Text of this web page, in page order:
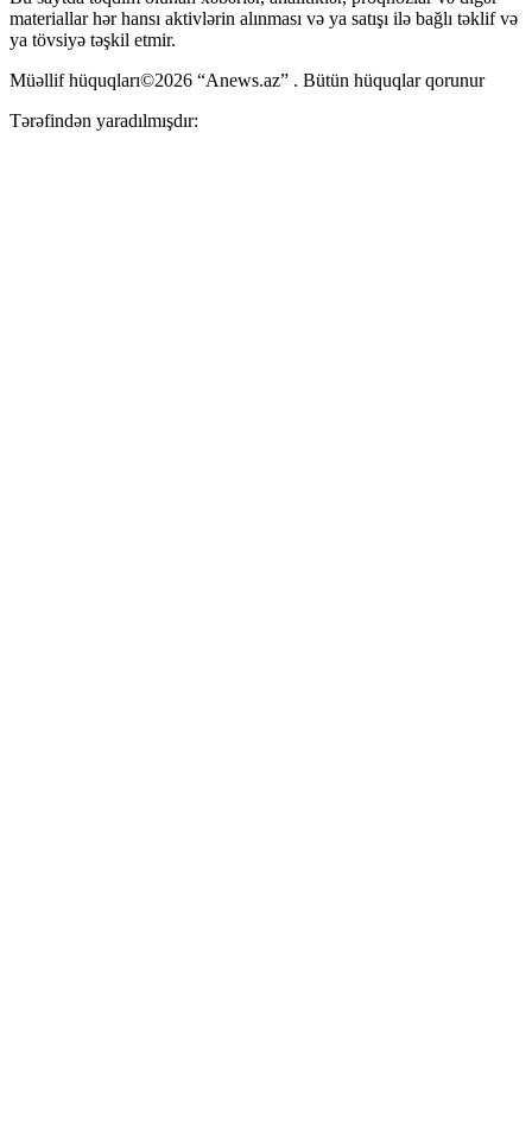
materiallar hər hansı aktivlərin alınması və ya satışı ilə bağlı təklif və
ya tövsiyə təşkil etmir.
Müəllif hüquqları©2026 “Anews.az” . Bütün hüquqlar qorunur
Tərəfindən yaradılmışdır: